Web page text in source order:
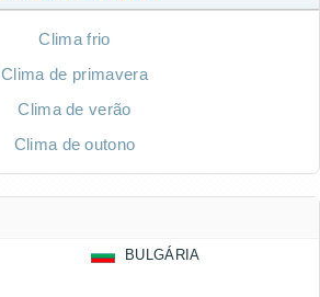
Clima frio
Clima de primavera
Clima de verão
Clima de outono
BULGÁRIA